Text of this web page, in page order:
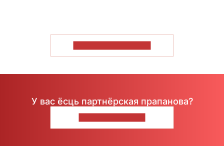
У вас ёсць партнёрская прапанова?